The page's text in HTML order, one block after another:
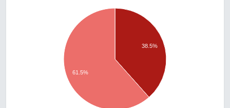
38.5%
61.5%